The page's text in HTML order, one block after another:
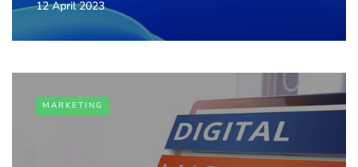
12 April 2023
MARKETING